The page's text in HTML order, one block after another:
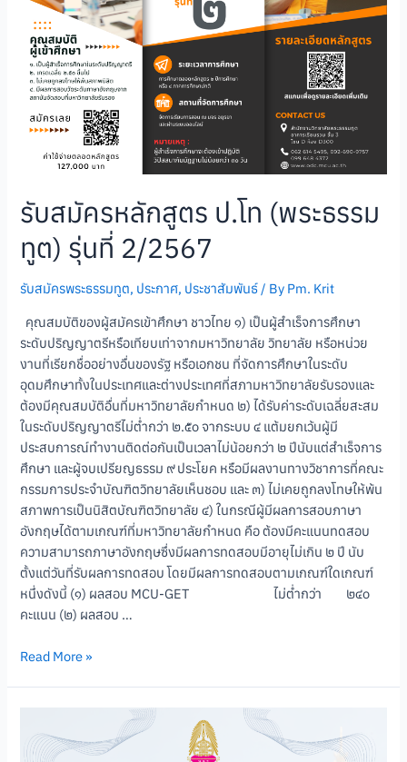
รับสมัครหลักสูตร ป.โท (พระธรรม
ทูต) รุ่นที่ 2/2567
รับสมัครพระธรรมทูต, ประกาศ, ประชาสัมพันธ์ / By Pm. Krit
คุณสมบัติของผู้สมัครเข้าศึกษา ชาวไทย ๑) เป็นผู้สำเร็จการศึกษา
ระดับปริญญาตรีหรือเทียบเท่าจากมหาวิทยาลัย วิทยาลัย หรือหน่วย
งานที่เรียกชื่ออย่างอื่นของรัฐ หรือเอกชน ที่จัดการศึกษาในระดับ
อุดมศึกษาทั้งในประเทศและต่างประเทศที่สภามหาวิทยาลัยรับรองและ
ต้องมีคุณสมบัติอื่นที่มหาวิทยาลัยกําหนด ๒) ได้รับค่าระดับเฉลี่ยสะสม
ในระดับปริญญาตรีไม่ต่ำกว่า ๒.๕๐ จากระบบ ๔ แต้มยกเว้นผู้มี
ประสบการณ์ทำงานติดต่อกันเป็นเวลาไม่น้อยกว่า ๒ ปีนับแต่สำเร็จการ
ศึกษา และผู้จบเปรียญธรรม ๙ ประโยค หรือมีผลงานทางวิชาการที่คณะ
กรรมการประจําบัณฑิตวิทยาลัยเห็นชอบ และ ๓) ไม่เคยถูกลงโทษให้พ้น
สภาพการเป็นนิสิตบัณฑิตวิทยาลัย ๔) ในกรณีผู้มีผลการสอบภาษา
อังกฤษได้ตามเกณฑ์ที่มหาวิทยาลัยกำหนด คือ ต้องมีคะแนนทดสอบ
ความสามารถภาษาอังกฤษซึ่งมีผลการทดสอบมีอายุไม่เกิน ๒ ปี นับ
ตั้งแต่วันที่รับผลการทดสอบ โดยมีผลการทดสอบตามเกณฑ์ใดเกณฑ์
หนึ่งดังนี้ (๑) ผลสอบ MCU-GET ไม่ต่ำกว่า ๒๔๐
คะแนน (๒) ผลสอบ …
Read More »